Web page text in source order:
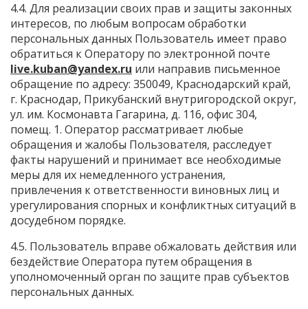
4.4. Для реализации своих прав и защиты законных
интересов, по любым вопросам обработки
персональных данных Пользователь имеет право
обратиться к Оператору по электронной почте
live.kuban@yandex.ru или направив письменное
обращение по адресу: 350049, Краснодарский край,
г. Краснодар, Прикубанский внутригородской округ,
ул. им. Космонавта Гагарина, д. 116, офис 304,
помещ. 1. Оператор рассматривает любые
обращения и жалобы Пользователя, расследует
факты нарушений и принимает все необходимые
меры для их немедленного устранения,
привлечения к ответственности виновных лиц и
урегулирования спорных и конфликтных ситуаций в
досудебном порядке.
4.5. Пользователь вправе обжаловать действия или
бездействие Оператора путем обращения в
уполномоченный орган по защите прав субъектов
персональных данных.